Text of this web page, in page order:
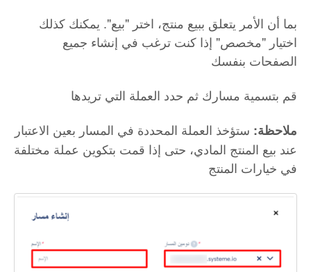
بما أن الأمر يتعلق ببيع منتج، اختر "بيع". يمكنك كذلك
اختيار "مخصص" إذا كنت ترغب في إنشاء جميع
الصفحات بنفسك
قم بتسمية مسارك ثم حدد العملة التي تريدها
ملاحظة: ستؤخذ العملة المحددة في المسار بعين الاعتبار
عند بيع المنتج المادي، حتى إذا قمت بتكوين عملة مختلفة
في خيارات المنتج